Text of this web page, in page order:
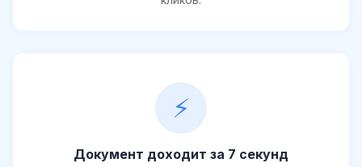
⚡
Документ доходит за 7 секунд